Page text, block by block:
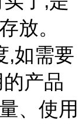
放。
,如需要
产品
、使用